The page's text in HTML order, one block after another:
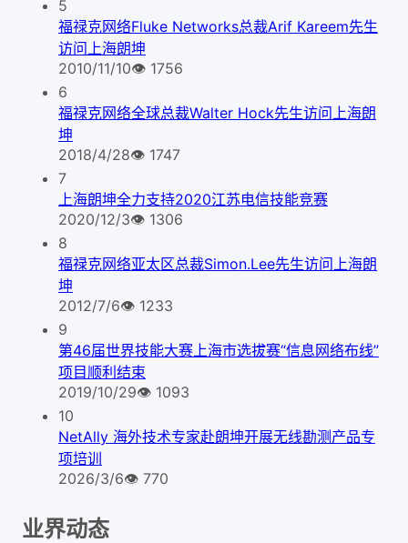
5
福禄克网络Fluke Networks总裁Arif Kareem先生
访问上海朗坤
2010/11/10👁 1756
6
福禄克网络全球总裁Walter Hock先生访问上海朗
坤
2018/4/28👁 1747
7
上海朗坤全力支持2020江苏电信技能竞赛
2020/12/3👁 1306
8
福禄克网络亚太区总裁Simon.Lee先生访问上海朗
坤
2012/7/6👁 1233
9
第46届世界技能大赛上海市选拔赛“信息网络布线”
项目顺利结束
2019/10/29👁 1093
10
NetAlly 海外技术专家赴朗坤开展无线勘测产品专
项培训
2026/3/6👁 770
业界动态